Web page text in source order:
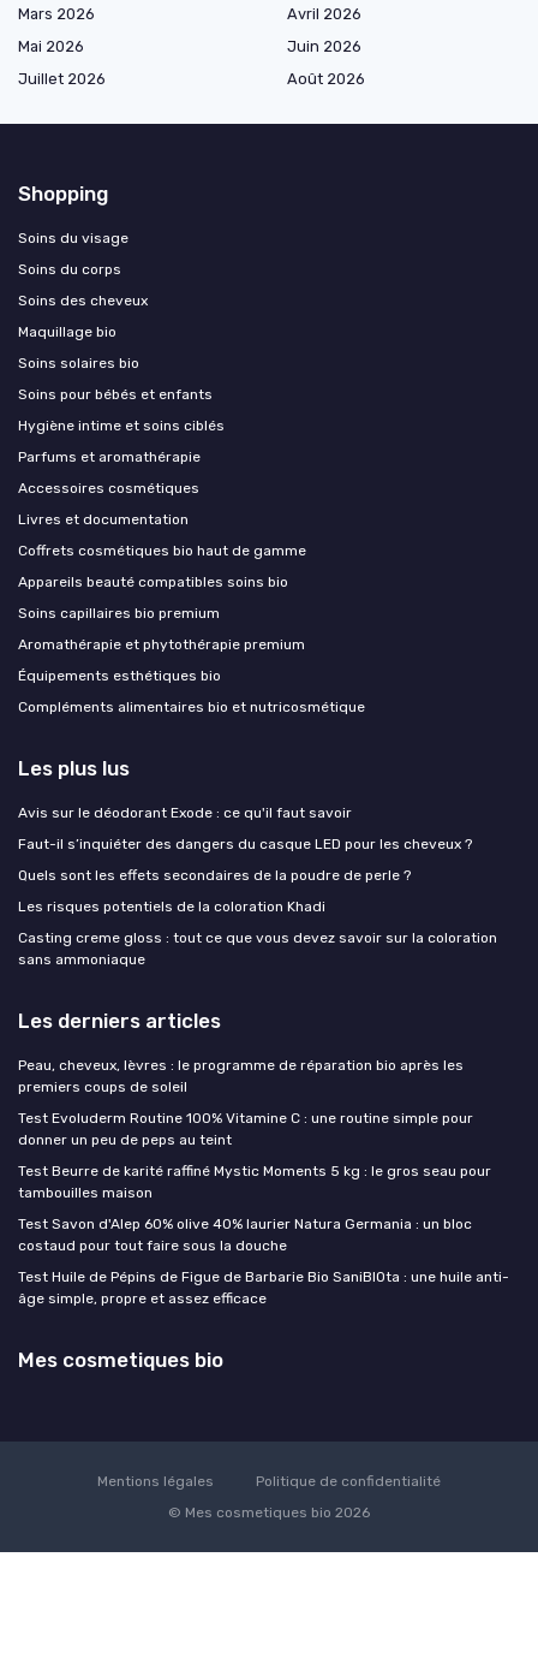
Mars 2026
Avril 2026
Mai 2026
Juin 2026
Juillet 2026
Août 2026
Shopping
Soins du visage
Soins du corps
Soins des cheveux
Maquillage bio
Soins solaires bio
Soins pour bébés et enfants
Hygiène intime et soins ciblés
Parfums et aromathérapie
Accessoires cosmétiques
Livres et documentation
Coffrets cosmétiques bio haut de gamme
Appareils beauté compatibles soins bio
Soins capillaires bio premium
Aromathérapie et phytothérapie premium
Équipements esthétiques bio
Compléments alimentaires bio et nutricosmétique
Les plus lus
Avis sur le déodorant Exode : ce qu'il faut savoir
Faut-il s’inquiéter des dangers du casque LED pour les cheveux ?
Quels sont les effets secondaires de la poudre de perle ?
Les risques potentiels de la coloration Khadi
Casting creme gloss : tout ce que vous devez savoir sur la coloration
sans ammoniaque
Les derniers articles
Peau, cheveux, lèvres : le programme de réparation bio après les
premiers coups de soleil
Test Evoluderm Routine 100% Vitamine C : une routine simple pour
donner un peu de peps au teint
Test Beurre de karité raffiné Mystic Moments 5 kg : le gros seau pour
tambouilles maison
Test Savon d'Alep 60% olive 40% laurier Natura Germania : un bloc
costaud pour tout faire sous la douche
Test Huile de Pépins de Figue de Barbarie Bio SaniBIOta : une huile anti-
âge simple, propre et assez efficace
Mes cosmetiques bio
Mentions légales
Politique de confidentialité
© Mes cosmetiques bio 2026